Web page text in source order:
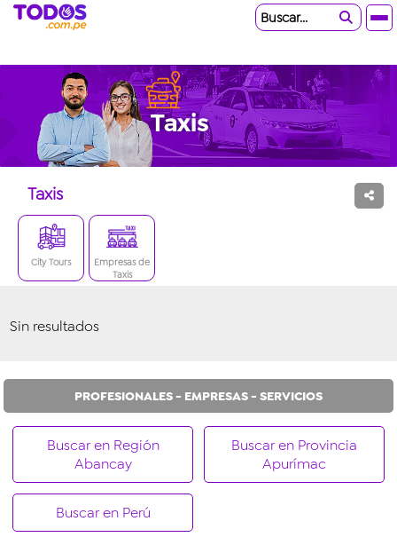
Buscar...
Taxis
City Tours
Empresas de
Taxis
Sin resultados
PROFESIONALES - EMPRESAS - SERVICIOS
Buscar en Región
Abancay
Buscar en Provincia
Apurímac
Buscar en Perú